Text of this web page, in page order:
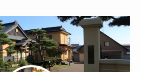
リア編
チア編